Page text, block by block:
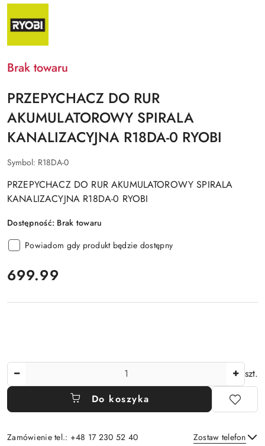
NAZWA
RYOBI
Brak towaru
PRZEPYCHACZ DO RUR
AKUMULATOROWY SPIRALA
KANALIZACYJNA R18DA-0 RYOBI
Symbol: R18DA-0
PRZEPYCHACZ DO RUR AKUMULATOROWY SPIRALA
KANALIZACYJNA R18DA-0 RYOBI
Dostępność: Brak towaru
Powiadom gdy produkt będzie dostępny
cena:
699.99
szt.
Do koszyka
Zamówienie tel.: +48 17 230 52 40 Zostaw telefon